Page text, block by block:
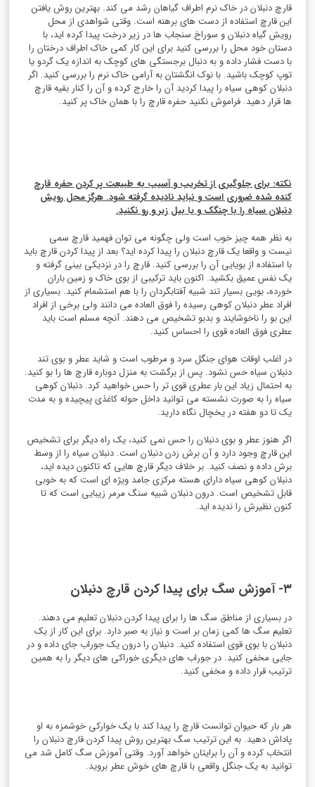
قارچ دنبلان در خاک نرم اطراف گیاهان رشد می کند. بهترین روش یافتن
این قارچ استفاده از دست های برهنه است. وقتی شواهدی از محل
رویش گیاه دنبلان و سوراخ سنجاب ها در زیر درخت پیدا کرده اید، با
دستان خود محل را بررسی کنید برای این کار کمی خاک اطراف درختان را
با دست فشار داده و به دنبال برجستگی های کوچک به اندازه یک گردو یا
توپ کوچک باشید. با نوک انگشتان به آرامی خاک نرم را بررسی کنید. اگر
دنبلان کوهی سیاه را پیدا کردید آن را خارج کرده و آن را کنار بقیه قارچ
ها قرار دهید. فراموش نکنید حفره قارچ را با همان خاک پر کنید.
نکته: برای جلوگیری از تخریب و آسیب به طبیعت پر کردن حفره قارچ
کنده شده ضروری است و نباید نادیده گرفته شود. هرگز محل رویش
دنبلان سیاه را با چنگک و یا بیل زیر و رو نکنید.
به نظر همه چیز خوب است ولی چگونه می توان فهمید قارچ سمی
نیست و واقعا یک قارچ دنبلان را پیدا کرده اید؟ بعد از پیدا کردن قارچ باید
با استفاده از بویایی آن را بررسی کنید. قارچ را در نزدیکی بینی گرفته و
یک نفس عمیق بکشید. اکنون باید ترکیبی از بوی خاک و زمین باران
خورده، بویی بسیار تند شبیه آفتابگردان را با هم استشمام کنید. بسیاری از
افراد عطر دنبلان کوهی رسیده را فوق العاده می دانند ولی برخی از افراد
این بو را ناخوشایند و بدبو تشخیص می دهند. آنچه مسلم است باید
عطری فوق العاده قوی را احساس کنید.
در اغلب اوقات هوای جنگل سرد و مرطوب است و شاید عطر و بوی تند
دنبلان سیاه حس نشود. پس از برگشت به منزل دوباره قارچ ها را بو کنید.
به احتمال زیاد این بار عطری قوی تر را حس خواهید کرد. دنبلان کوهی
سیاه را به صورت نشسته می توانید داخل حوله کاغذی پیچیده و به مدت
یک تا دو هفته در یخچال نگاه دارید.
اگر هنوز عطر و بوی دنبلان را حس نمی کنید، یک راه دیگر برای تشخیص
این قارچ وجود دارد و آن برش زدن دنبلان است. دنبلان سیاه را از وسط
برش داده و نصف کنید. بر خلاف دیگر قارچ هایی که تاکنون دیده اید،
دنبلان کوهی سیاه دارای هسته مرکزی جامد ویژه ای است که به خوبی
قابل تشخیص است. درون دنبلان شبیه سنگ مرمر زیبایی است که تا
کنون نظیرش را ندیده اید.
۳- آموزش سگ برای پیدا کردن قارچ دنبلان
در بسیاری از مناطق سگ ها را برای پیدا کردن دنبلان تعلیم می دهند.
تعلیم سگ ها کمی زمان بر است و نیاز به صبر دارد. برای این کار از یک
دنبلان با بوی قوی استفاده کنید. دنبلان را درون یک جوراب جای داده و در
جایی مخفی کنید. در جوراب های دیگری خوراکی های دیگر را به همین
ترتیب قرار داده و مخفی کنید.
هر بار که حیوان توانست قارچ را پیدا کند با یک خوارکی خوشمزه به او
پاداش دهید. به این ترتیب سگ بهترین روش پيدا كردن قارچ دنبلان را
انتخاب کرده و آن را برایتان خواهد آورد. وقتی آموزش سگ کامل شد می
توانید به یک جنگل واقعی با قارچ های خوش عطر بروید.